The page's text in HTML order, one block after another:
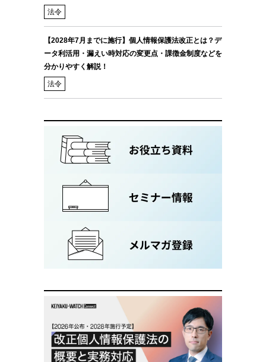
法令
【2028年7月までに施行】個人情報保護法改正とは？デ
ータ利活用・漏えい時対応の変更点・課徴金制度などを
分かりやすく解説！
法令